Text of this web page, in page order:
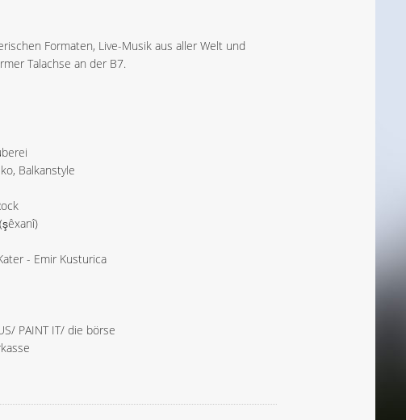
Formaten, Live-Musik aus aller Welt und
Talachse an der B7.
Balkanstyle
- Emir Kusturica
PAINT IT/ die börse